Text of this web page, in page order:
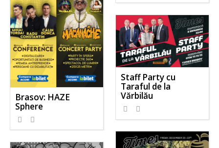
Brasov: HAZE
Sphere
Staff Party cu
Taraful de la
Vărbilău